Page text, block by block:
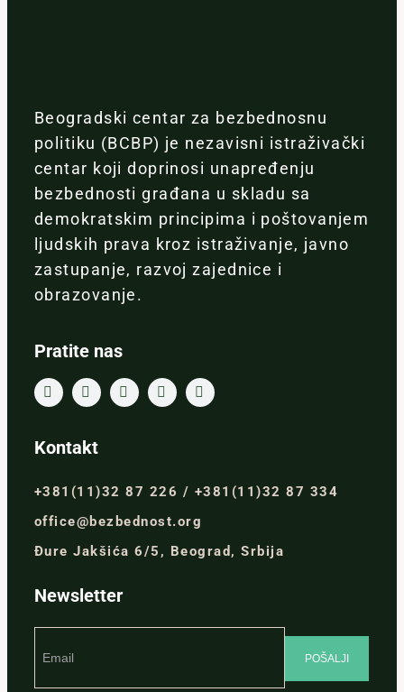
Beogradski centar za bezbednosnu
politiku (BCBP) je nezavisni istraživački
centar koji doprinosi unapređenju
bezbednosti građana u skladu sa
demokratskim principima i poštovanjem
ljudskih prava kroz istraživanje, javno
zastupanje, razvoj zajednice i
obrazovanje.
Pratite nas
Kontakt
+381(11)32 87 226 / +381(11)32 87 334
office@bezbednost.org
Đure Jakšića 6/5, Beograd, Srbija
Newsletter